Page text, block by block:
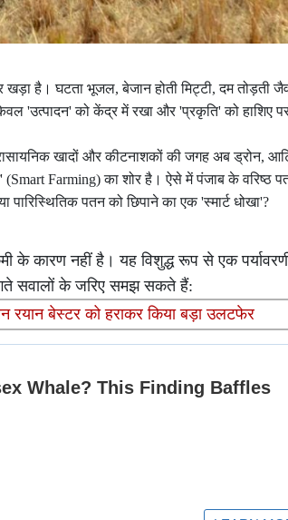
है। घटता भूजल, बेजान होती मिट्टी, दम तोड़ती
'उत्पादन' को केंद्र में रखा और 'प्रकृति' को हाशिए
खादों और कीटनाशकों की जगह अब ड्रोन,
(Smart Farming) का शोर है। ऐसे में पंजाब के वरिष्ठ
पतन को छिपाने का एक 'स्मार्ट धोखा'?
के कारण नहीं है। यह विशुद्ध रूप से एक
सवालों के जरिए समझ सकते हैं:
रयान बेस्टर को हराकर किया बड़ा उलटफेर